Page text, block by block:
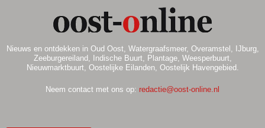
Nieuws en ontdekken in Oud Oost, Watergraafsmeer, Overamstel, IJburg,
Zeeburgereiland, Indische Buurt, Plantage, Weesperbuurt,
Nieuwmarktbuurt, Oostelijke Eilanden, Oostelijk Havengebied.
Neem contact met ons op: redactie@oost-online.nl